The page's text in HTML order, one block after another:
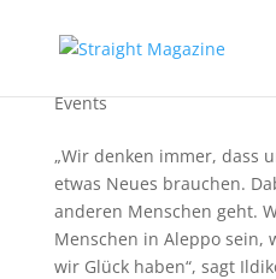
Events
„Wir denken immer, dass
etwas Neues brauchen.
anderen Menschen geht.
Menschen in Aleppo sein,
wir Glück haben“, sagt